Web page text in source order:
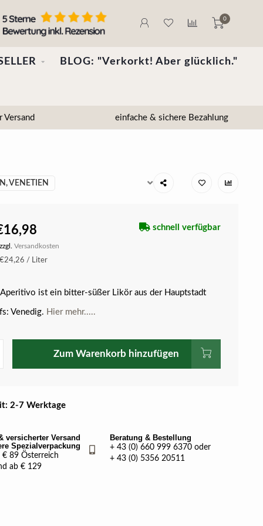
0
BLOG: "Verkorkt! Aber glücklich."
einfache & sichere Bezahlung
VENETIEN
Versandkosten
schnell verfügbar
/ Liter
Aperitivo ist ein bitter-süßer Likör aus der Hauptstadt
Venedig. Hier mehr.....
Zum Warenkorb hinzufügen
2-7 Werktage
versicherter Versand
Spezialverpackung
€ 89 Österreich
ab € 129
Beratung & Bestellung
+ 43 (0) 660 999 6370 oder
+ 43 (0) 5356 20511